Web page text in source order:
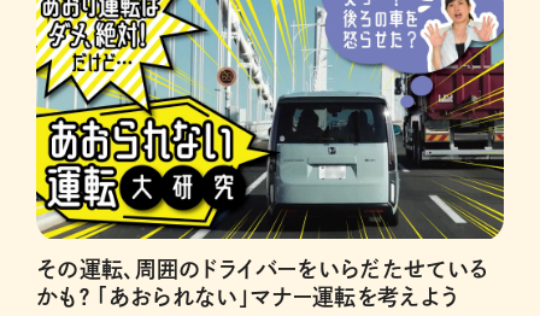
その運転、周囲のドライバーをいらだたせている
かも？ 「あおられない」マナー運転を考えよう